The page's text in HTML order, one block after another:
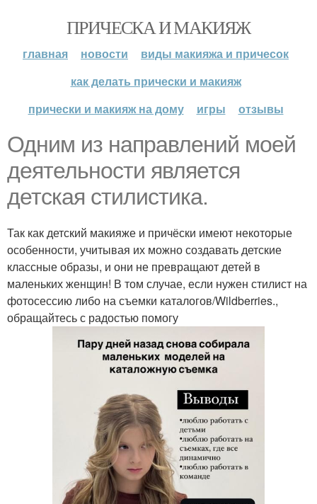
ПРИЧЕСКА И МАКИЯЖ
главная новости
виды макияжа и причесок
как делать прически и макияж
прически и макияж на дому
игры отзывы
Одним из направлений моей
деятельности является
детская стилистика.
Так как детский макияже и причёски имеют некоторые
особенности, учитывая их можно создавать детские
классные образы, и они не превращают детей в
маленьких женщин! В том случае, если нужен стилист на
фотосессию либо на съемки каталогов/Wildberries.,
обращайтесь с радостью помогу